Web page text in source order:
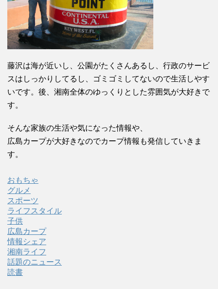
藤沢は海が近いし、公園がたくさんあるし、行政のサービ
スはしっかりしてるし、ゴミゴミしてないので生活しやす
いです。後、湘南全体のゆっくりとした雰囲気が大好きで
す。
そんな家族の生活や気になった情報や、
広島カープが大好きなのでカープ情報も発信していきま
す。
おもちゃ
グルメ
スポーツ
ライフスタイル
子供
広島カープ
情報シェア
湘南ライフ
話題のニュース
読書